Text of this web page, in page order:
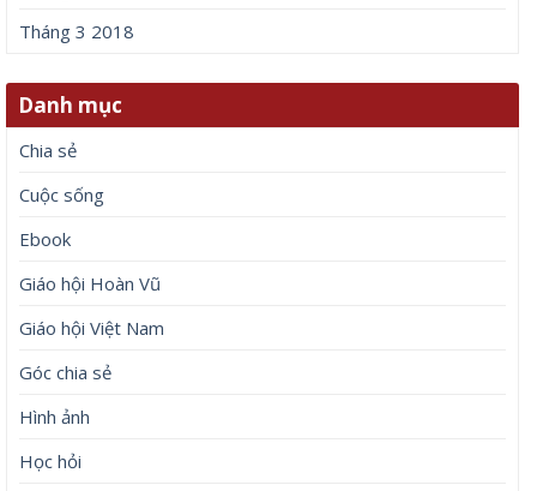
Tháng 3 2018
Danh mục
Chia sẻ
Cuộc sống
Ebook
Giáo hội Hoàn Vũ
Giáo hội Việt Nam
Góc chia sẻ
Hình ảnh
Học hỏi